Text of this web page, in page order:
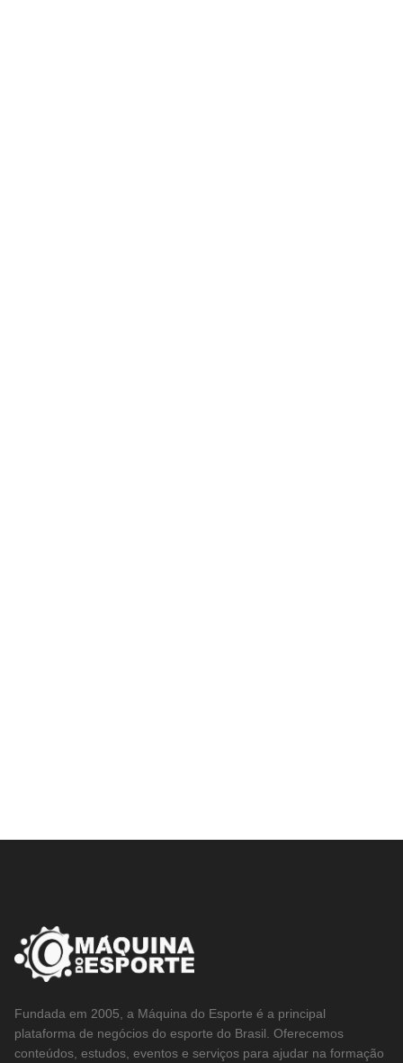
Fundada em 2005, a Máquina do Esporte é a principal
plataforma de negócios do esporte do Brasil. Oferecemos
conteúdos, estudos, eventos e serviços para ajudar na formação